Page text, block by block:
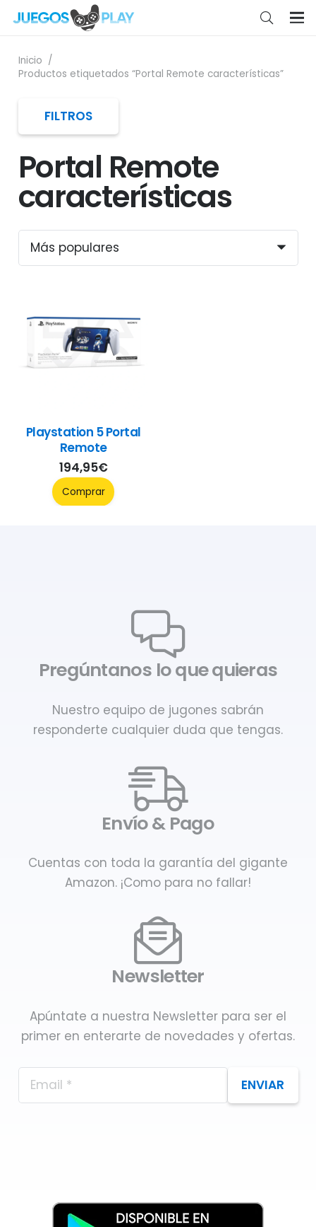
Inicio /
Productos etiquetados “Portal Remote características”
Portal Remote
características
Playstation 5 Portal
Remote
194,95€
Comprar
FILTROS
Pregúntanos lo que quieras
Nuestro equipo de jugones sabrán
responderte cualquier duda que tengas.
Envío & Pago
Cuentas con toda la garantía del gigante
Amazon. ¡Como para no fallar!
Newsletter
Apúntate a nuestra Newsletter para ser el
primer en enterarte de novedades y ofertas.
ENVIAR